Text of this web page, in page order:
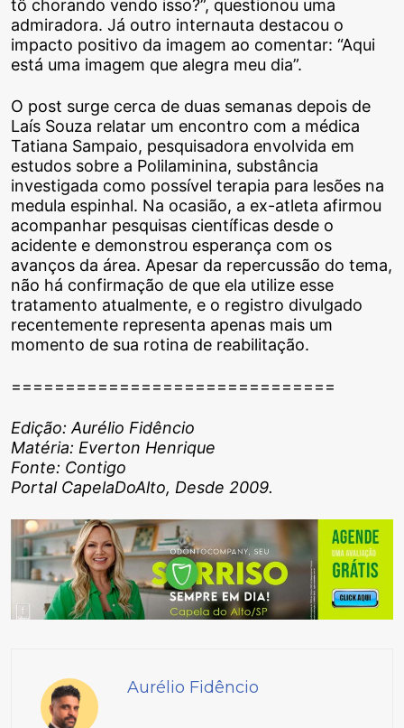
tô chorando vendo isso?”, questionou uma
admiradora. Já outro internauta destacou o
impacto positivo da imagem ao comentar: “Aqui
está uma imagem que alegra meu dia”.
O post surge cerca de duas semanas depois de
Laís Souza relatar um encontro com a médica
Tatiana Sampaio, pesquisadora envolvida em
estudos sobre a Polilaminina, substância
investigada como possível terapia para lesões na
medula espinhal. Na ocasião, a ex-atleta afirmou
acompanhar pesquisas científicas desde o
acidente e demonstrou esperança com os
avanços da área. Apesar da repercussão do tema,
não há confirmação de que ela utilize esse
tratamento atualmente, e o registro divulgado
recentemente representa apenas mais um
momento de sua rotina de reabilitação.
==============================
Edição: Aurélio Fidêncio
Matéria: Everton Henrique
Fonte: Contigo
Portal CapelaDoAlto, Desde 2009.
Aurélio Fidêncio